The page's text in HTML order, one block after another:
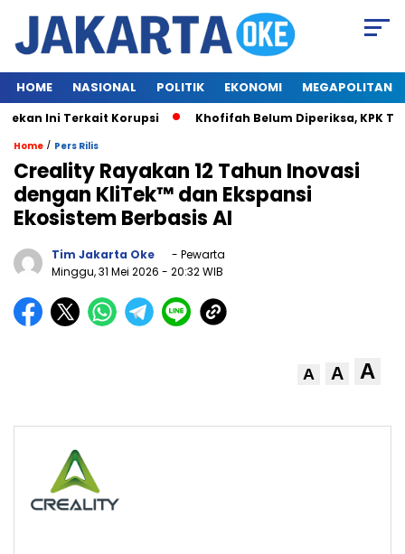
HOME NASIONAL POLITIK EKONOMI MEGAPOLITAN
Ini Terkait Korupsi Khofifah Belum Diperiksa, KPK
Home / Pers Rilis
Creality Rayakan 12 Tahun Inovasi
dengan KliTek™ dan Ekspansi
Ekosistem Berbasis AI
Tim Jakarta Oke
- Pewarta
Minggu, 31 Mei 2026 - 20:32 WIB
A A A